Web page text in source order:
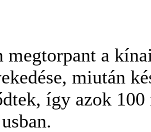
megtorpant a
miután
így azok